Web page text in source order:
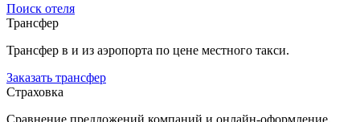
Поиск отеля
Трансфер
Трансфер в и из аэропорта по цене местного такси.
Заказать трансфер
Страховка
Сравнение предложений компаний и онлайн-оформление.